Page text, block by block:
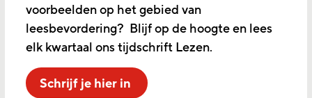
voorbeelden op het gebied van
leesbevordering? Blijf op de hoogte en lees
elk kwartaal ons tijdschrift Lezen.
Schrijf je hier in